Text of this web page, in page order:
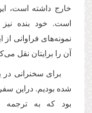
خارج داشته است،
است. خود بنده
نمونه‌های فراوانی از
آن را برایتان نقل
برای سخنرانی در
شده بودیم. دراین
بود که به ترجمه